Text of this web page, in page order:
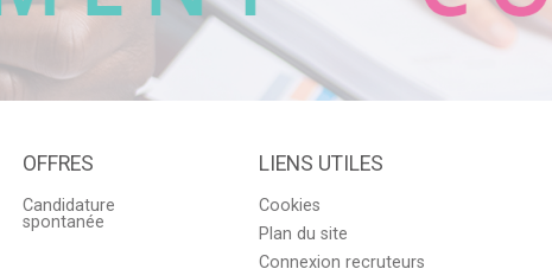
OFFRES
Candidature
spontanée
LIENS UTILES
Cookies
Plan du site
Connexion recruteurs